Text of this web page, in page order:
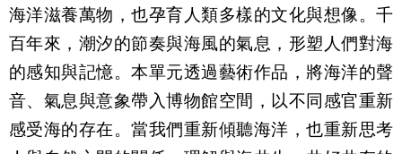
海洋滋養萬物，也孕育人類多樣的文化與想像。千
百年來，潮汐的節奏與海風的氣息，形塑人們對海
的感知與記憶。本單元透過藝術作品，將海洋的聲
音、氣息與意象帶入博物館空間，以不同感官重新
感受海的存在。當我們重新傾聽海洋，也重新思考